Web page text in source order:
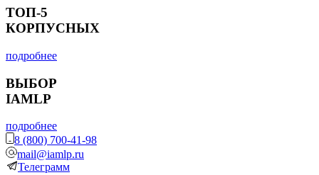
ТОП-5
КОРПУСНЫХ
подробнее
ВЫБОР
IAMLP
подробнее
8 (800) 700-41-98
mail@iamlp.ru
Телеграмм